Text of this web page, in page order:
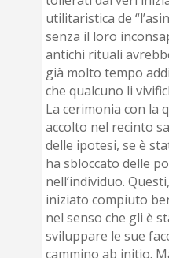
utilitaristica de
senza il loro
antichi rituali
già molto tempo
che qualcuno li
La cerimonia con la
accolto nel recinto
delle ipotesi, se è
ha sbloccato delle
nell’individuo.
iniziato compiuto
nel senso che gli è
sviluppare le sue
cammino ab initio.